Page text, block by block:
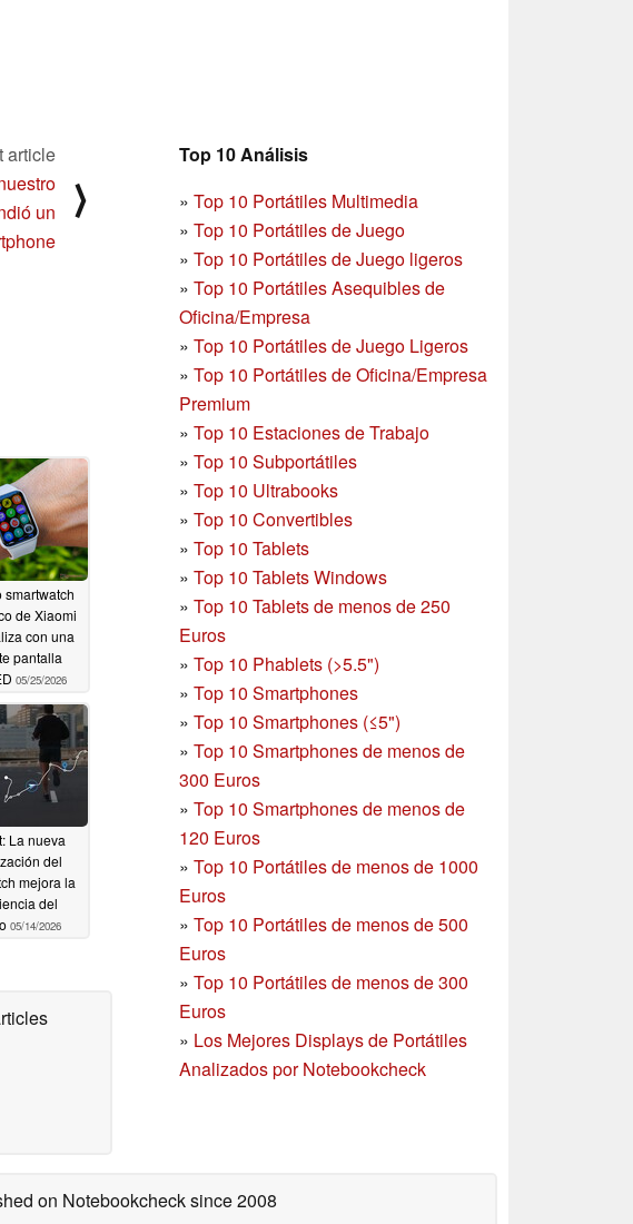
Top 10 Análisis
» Top 10 Portátiles Multimedia
» Top 10 Portátiles de Juego
» Top 10 Portátiles de Juego ligeros
» Top 10 Portátiles Asequibles de
Oficina/Empresa
» Top 10 Portátiles de Juego Ligeros
» Top 10 Portátiles de Oficina/Empresa
Premium
» Top 10 Estaciones de Trabajo
» Top 10 Subportátiles
» Top 10 Ultrabooks
» Top 10 Convertibles
» Top 10 Tablets
» Top 10 Tablets Windows
» Top 10 Tablets de menos de 250
Euros
» Top 10 Phablets (>5.5")
» Top 10 Smartphones
» Top 10 Smartphones (≤5")
» Top 10 Smartphones de menos de
300 Euros
» Top 10 Smartphonesde menos de
120 Euros
» Top 10 Portátiles de menos de 1000
Euros
» Top 10 Portátiles de menos de 500
Euros
» Top 10 Portátiles de menos de 300
Euros
» Los Mejores Displays de Portátiles
Analizados por Notebookcheck
article
un
⟩
smartwatch
de Xiaomi
con una
pantalla
05/25/2026
La nueva
del
mejora la
del
05/14/2026
on Notebookchecksince 2008